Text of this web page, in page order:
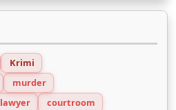
Krimi
murder
lawyer courtroom